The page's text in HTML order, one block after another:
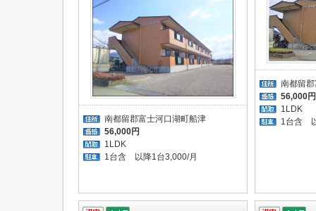
南都留郡富士河口湖町船津
56,000円
1LDK
1台含 以降1台3,000/月
南都留
56,000円
1LDK
1台含